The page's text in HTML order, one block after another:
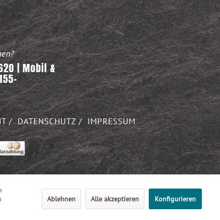
| Mobil &
DATENSCHUTZ IMPRESSUM
Ablehnen Alle akzeptieren Konfigurieren